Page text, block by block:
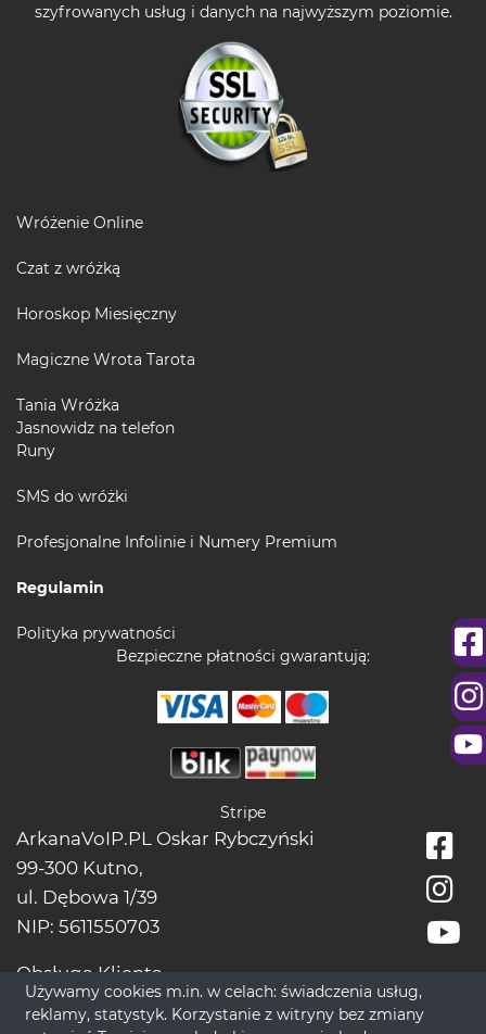
szyfrowanych usług i danych na najwyższym poziomie.
Wróżenie Online
Czat z wróżką
Horoskop Miesięczny
Magiczne Wrota Tarota
Tania Wróżka
Jasnowidz na telefon
Runy
SMS do wróżki
Profesjonalne Infolinie i Numery Premium
Regulamin
Polityka prywatności
Bezpieczne płatności gwarantują:
Stripe
ArkanaVoIP.PL Oskar Rybczyński
99-300 Kutno,
ul. Dębowa 1/39
NIP: 5611550703
Obsługa Klienta
tel.: +48228966666
Używamy cookies m.in. w celach: świadczenia usług,
reklamy, statystyk. Korzystanie z witryny bez zmiany